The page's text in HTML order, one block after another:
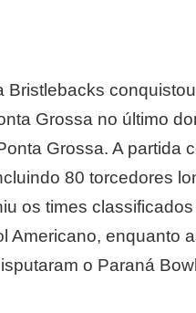
Grossa no último
Grossa. A partida
80 torcedores
os times
Americano, enquanto
o Paraná